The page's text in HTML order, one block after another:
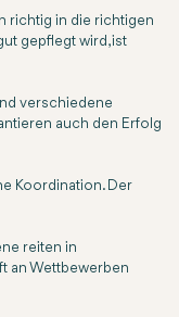
richtig in die richtigen
gepflegt wird, ist
verschiedene
auch den Erfolg
Koordination. Der
reiten in
an Wettbewerben